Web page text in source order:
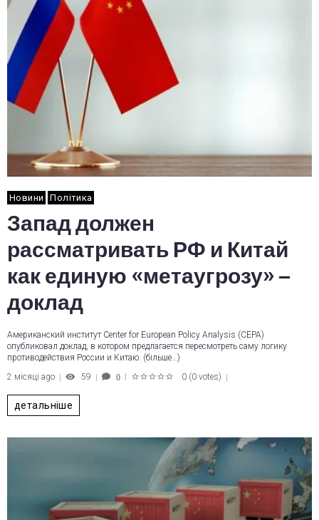
Новини Політика
Запад должен
рассматривать РФ и Китай
как единую «метаугрозу» –
доклад
Американский институт Center for European Policy Analysis (CEPA)
опубликовал доклад, в котором предлагается пересмотреть саму логику
противодействия России и Китаю. (більше…)
2 місяці ago
59 0 0 (0 votes)
детальніше